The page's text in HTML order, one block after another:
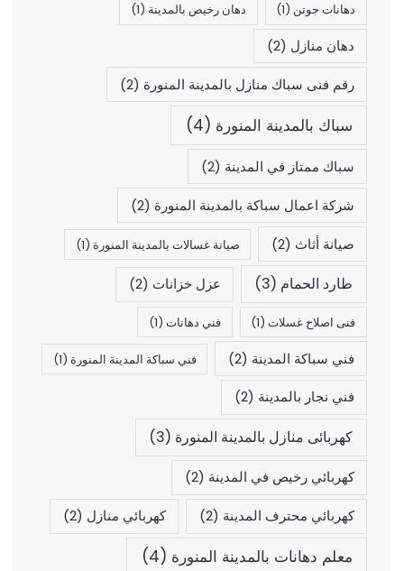
دهانات جوتن (1) دهان رخيص بالمدينة (1)
دهان منازل (2)
رقم فنى سباك منازل بالمدينة المنورة (2)
سباك بالمدينة المنورة (4)
سباك ممتاز في المدينة (2)
شركة اعمال سباكة بالمدينة المنورة (2)
صيانة أثاث (2) صيانة غسالات بالمدينة المنورة (1)
طارد الحمام (3) عزل خزانات (2)
فنى اصلاح غسلات(1) فني دهانات (1)
فني سباكة المدينة (2) فني سباكة المدينة المنورة (1)
فني نجار بالمدينة (2)
كهربائى منازل بالمدينة المنورة (3)
كهربائي رخيص في المدينة (2)
كهربائي محترف المدينة (2) كهربائي منازل (2)
معلم دهانات بالمدينة المنورة (4)